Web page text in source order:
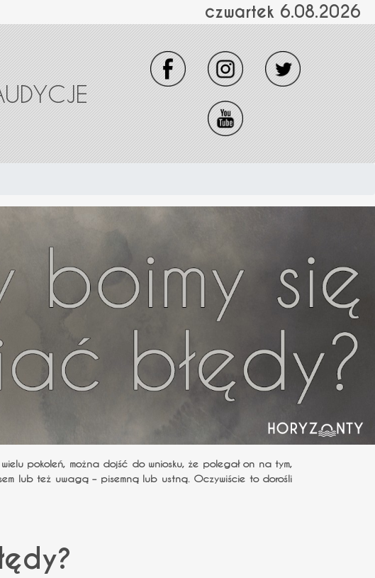
czwartek 6.08.2026
pokoleń, można dojść do wniosku, że polegał on na tym,
lub też uwagą – pisemną lub ustną. Oczywiście to dorośli